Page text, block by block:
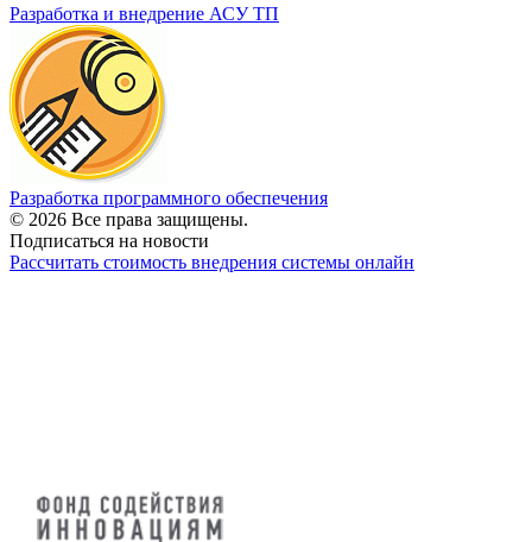
Разработка и внедрение АСУ ТП
Разработка программного обеспечения
© 2026 Все права защищены.
Подписаться на новости
Рассчитать стоимость внедрения системы онлайн